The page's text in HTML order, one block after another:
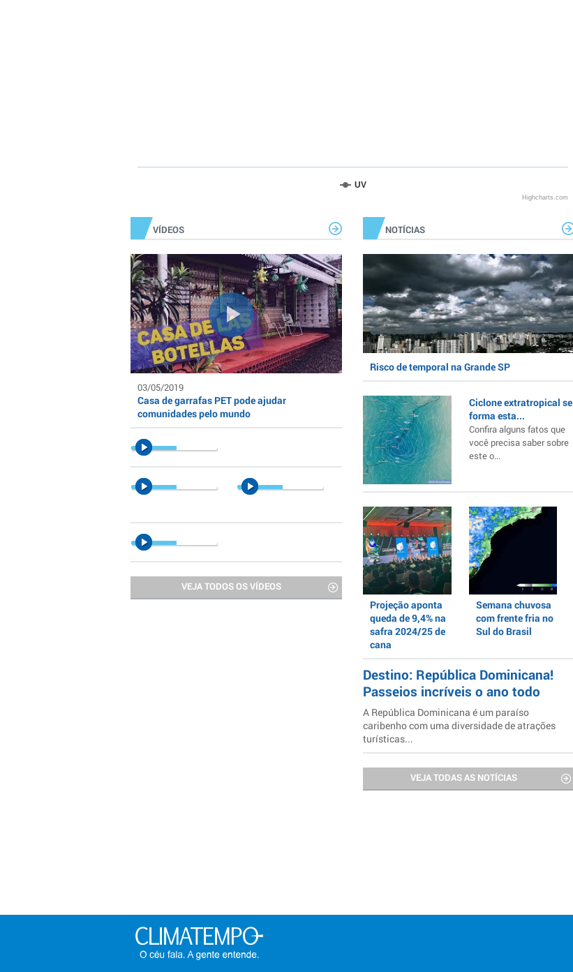
UV
Highcharts.com
VÍDEOS
03/05/2019
Casa de garrafas PET pode ajudar
comunidades pelo mundo
VEJA TODOS OS VÍDEOS
NOTÍCIAS
Risco de temporal na Grande SP
Ciclone extratropical se
forma esta...
Confira alguns fatos que
você precisa saber sobre
este o...
Projeção aponta
queda de 9,4% na
safra 2024/25 de
cana
Semana chuvosa
com frente fria no
Sul do Brasil
Destino: República Dominicana!
Passeios incríveis o ano todo
A República Dominicana é um paraíso
caribenho com uma diversidade de atrações
turísticas...
VEJA TODAS AS NOTÍCIAS